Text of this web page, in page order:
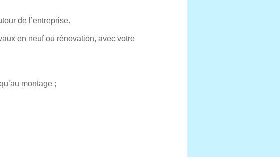
de l’entreprise.
en neuf ou rénovation, avec votre
montage ;